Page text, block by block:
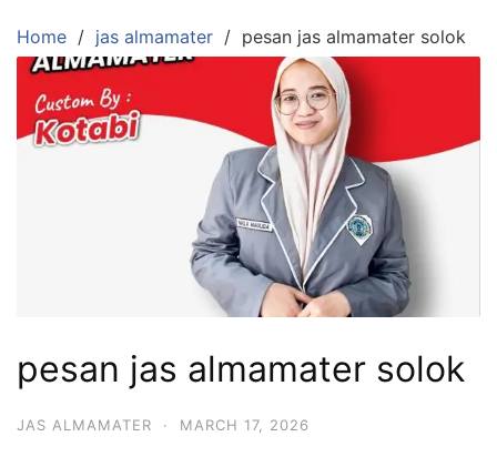
Baju
Seragam,
Toga
Wisuda,Jas
Home jas almamater pesan jas almamater solok
pesan jas almamater solok
JAS ALMAMATER · MARCH 17, 2026